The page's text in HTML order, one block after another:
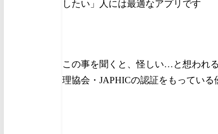
したい」人には最適なアプリです
この事を聞くと、怪しい…と想われ
理協会・JAPHICの認証をもっている